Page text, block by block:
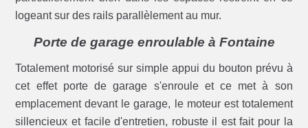
logeant sur des rails parallèlement au mur.
Porte de garage enroulable à Fontaine
Totalement motorisé sur simple appui du bouton prévu à
cet effet porte de garage s'enroule et ce met à son
emplacement devant le garage, le moteur est totalement
sillencieux et facile d'entretien, robuste il est fait pour la